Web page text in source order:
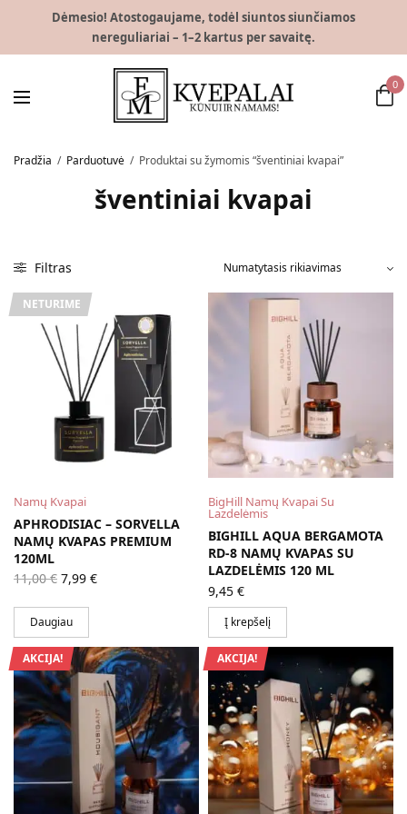
Dėmesio! Atostogaujame, todėl siuntos siunčiamos
nereguliariai – 1–2 kartus per savaitę.
0
Pradžia / Parduotuvė / Produktai su žymomis “šventiniai kvapai”
šventiniai kvapai
Filtras
NETURIME
Namų Kvapai
APHRODISIAC – SORVELLA
NAMŲ KVAPAS PREMIUM
120ML
11,00€ Original
price
was:
11,00 €.
7,99 €Current
Daugiau
BigHill Namų Kvapai Su
Lazdelėmis
BIGHILL AQUA BERGAMOTA
RD-8 NAMŲ KVAPAS SU
LAZDELĖMIS 120 ML
9,45 €
Į krepšelį
AKCIJA! AKCIJA!